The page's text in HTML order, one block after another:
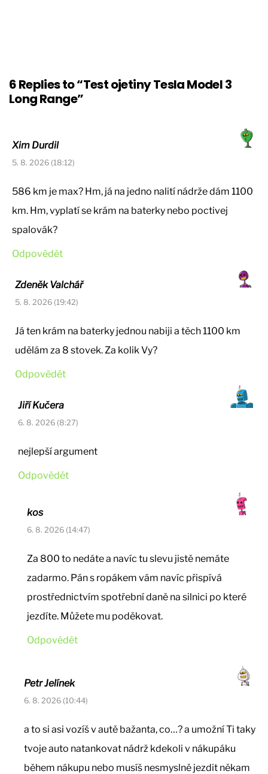
6 Replies to “Test ojetiny Tesla Model 3
Long Range”
Xim Durdil
5. 8. 2026 (18:12)
586 km je max? Hm, já na jedno nalití nádrže dám 1100
km. Hm, vyplatí se krám na baterky nebo poctivej
spalovák?
Odpovědět
Zdeněk Valchář
5. 8. 2026 (19:42)
Já ten krám na baterky jednou nabiji a těch 1100 km
udělám za 8 stovek. Za kolik Vy?
Odpovědět
Jiří Kučera
6. 8. 2026 (8:27)
nejlepší argument
Odpovědět
kos
6. 8. 2026 (14:47)
Za 800 to nedáte a navíc tu slevu jistě nemáte
zadarmo. Pán s ropákem vám navíc přispívá
prostřednictvím spotřební daně na silnici po které
jezdíte. Můžete mu poděkovat.
Odpovědět
Petr Jelínek
6. 8. 2026 (10:44)
a to si asi vozíš v autě bažanta, co…? a umožní Ti taky
tvoje auto natankovat nádrž kdekoli v nákupáku
během nákupu nebo musíš nesmyslně jezdit někam